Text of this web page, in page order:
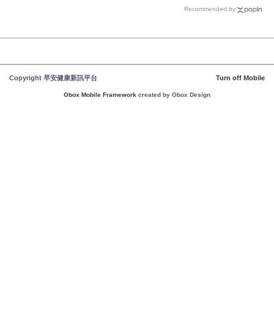
Recommended by
Copyright 早安健康新訊平台 Turn off Mobile
Obox Mobile Framework created by Obox Design